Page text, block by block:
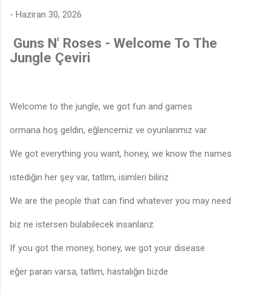
- Haziran 30, 2026
Guns N' Roses - Welcome To The
Jungle Çeviri
Welcome to the jungle, we got fun and games
ormana hoş geldin, eğlencemiz ve oyunlarımız var
We got everything you want, honey, we know the names
istediğin her şey var, tatlım, isimleri biliriz
We are the people that can find whatever you may need
biz ne istersen bulabilecek insanlarız
If you got the money, honey, we got your disease
eğer paran varsa, tatlım, hastalığın bizde